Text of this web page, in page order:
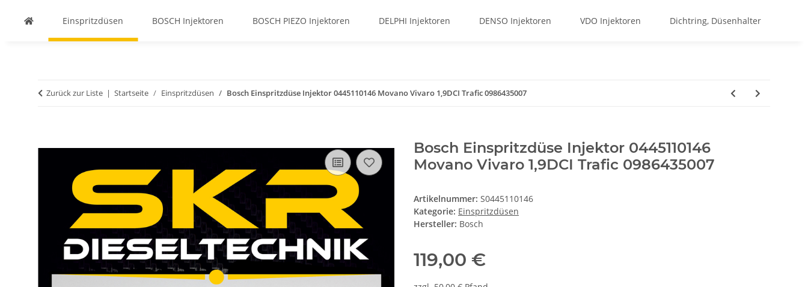
Einspritzdüsen BOSCH Injektoren BOSCH PIEZO Injektoren DELPHI Injektoren DENSO Injektoren VDO Injektoren Dichtring, Düsenhalter
Zurück zur Liste Startseite Einspritzdüsen Bosch Einspritzdüse Injektor 0445110146 Movano Vivaro 1,9DCI Trafic 0986435007
Bosch Einspritzdüse Injektor 0445110146
Movano Vivaro 1,9DCI Trafic 0986435007
Artikelnummer: S0445110146
Kategorie: Einspritzdüsen
Hersteller: Bosch
119,00 €